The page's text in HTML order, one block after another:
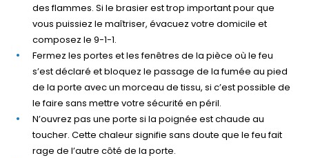
des flammes. Si le brasier est trop important pour que
vous puissiez le maîtriser, évacuez votre domicile et
composez le 9-1-1.
Fermez les portes et les fenêtres de la pièce où le feu
s’est déclaré et bloquez le passage de la fumée au pied
de la porte avec un morceau de tissu, si c’est possible de
le faire sans mettre votre sécurité en péril.
N’ouvrez pas une porte si la poignée est chaude au
toucher. Cette chaleur signifie sans doute que le feu fait
rage de l’autre côté de la porte.